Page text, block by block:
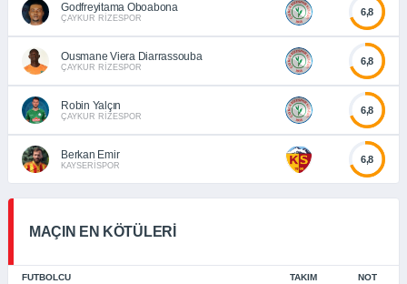
Godfreyitama Oboabona
ÇAYKUR RİZESPOR
6,8
Ousmane Viera Diarrassouba
ÇAYKUR RİZESPOR
6,8
Robin Yalçın
ÇAYKUR RİZESPOR
6,8
Berkan Emir
KAYSERİSPOR
6,8
MAÇIN EN KÖTÜLERİ
FUTBOLCU TAKIM NOT